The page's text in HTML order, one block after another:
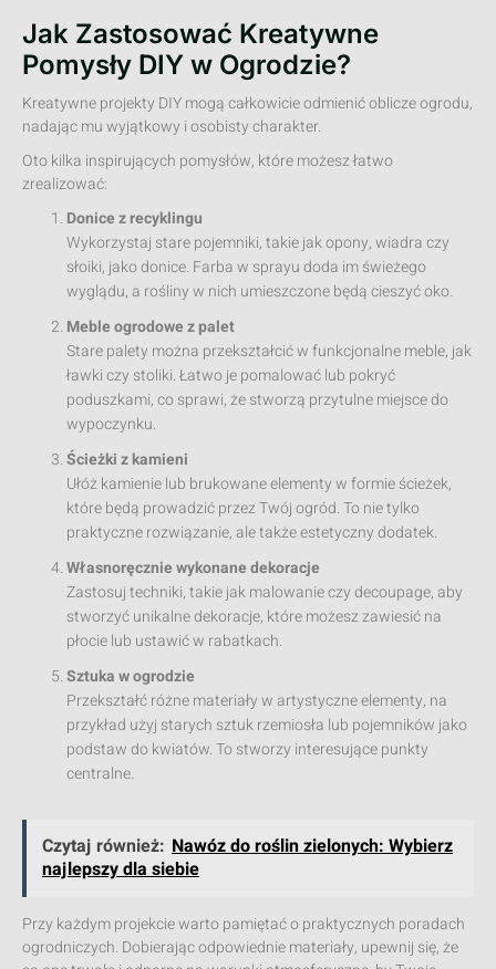
Jak Zastosować Kreatywne
Pomysły DIY w Ogrodzie?
Kreatywne projekty DIY mogą całkowicie odmienić oblicze ogrodu,
nadając mu wyjątkowy i osobisty charakter.
Oto kilka inspirujących pomysłów, które możesz łatwo
zrealizować:
Donice z recyklingu
Wykorzystaj stare pojemniki, takie jak opony, wiadra czy
słoiki, jako donice. Farba w sprayu doda im świeżego
wyglądu, a rośliny w nich umieszczone będą cieszyć oko.
Meble ogrodowe z palet
Stare palety można przekształcić w funkcjonalne meble, jak
ławki czy stoliki. Łatwo je pomalować lub pokryć
poduszkami, co sprawi, że stworzą przytulne miejsce do
wypoczynku.
Ścieżki z kamieni
Ułóż kamienie lub brukowane elementy w formie ścieżek,
które będą prowadzić przez Twój ogród. To nie tylko
praktyczne rozwiązanie, ale także estetyczny dodatek.
Własnoręcznie wykonane dekoracje
Zastosuj techniki, takie jak malowanie czy decoupage, aby
stworzyć unikalne dekoracje, które możesz zawiesić na
płocie lub ustawić w rabatkach.
Sztuka w ogrodzie
Przekształć różne materiały w artystyczne elementy, na
przykład użyj starych sztuk rzemiosła lub pojemników jako
podstaw do kwiatów. To stworzy interesujące punkty
centralne.
Czytaj również: Nawóz do roślin zielonych: Wybierz
najlepszy dla siebie
Przy każdym projekcie warto pamiętać o praktycznych poradach
ogrodniczych. Dobierając odpowiednie materiały, upewnij się, że